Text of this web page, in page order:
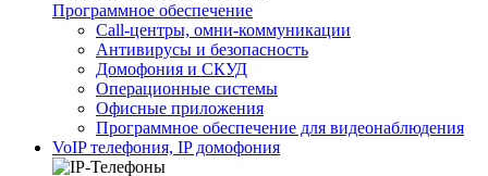
Программное обеспечение
Call-центры, омни-коммуникации
Антивирусы и безопасность
Домофония и СКУД
Операционные системы
Офисные приложения
Программное обеспечение для видеонаблюдения
VoIP телефония, IP домофония